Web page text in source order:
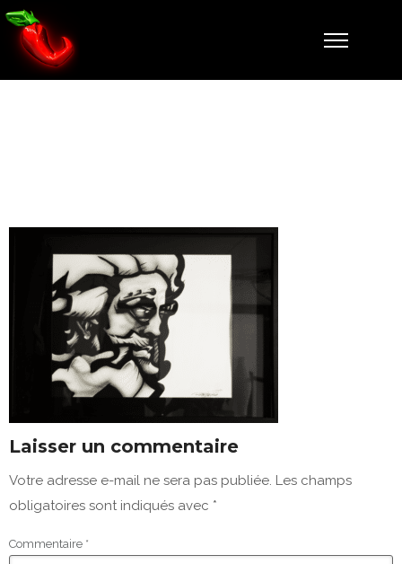
Laisser un commentaire
Votre adresse e-mail ne sera pas publiée. Les champs
obligatoires sont indiqués avec *
Commentaire *